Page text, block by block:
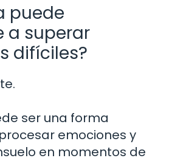
puede
a superar
difíciles?
ser una forma
emociones y
en momentos de